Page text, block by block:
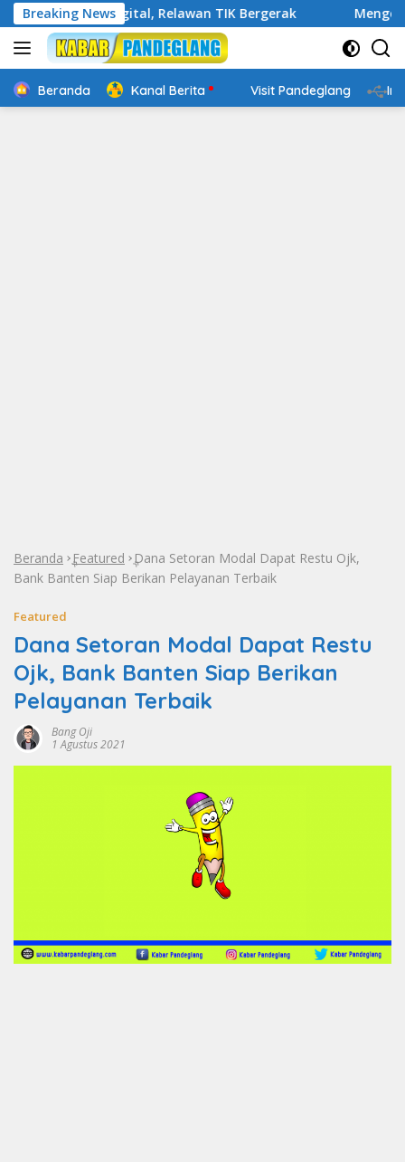
Langsung
ke
konten
Breaking News
Digital, Relawan TIK Bergerak Mengenal Website
Beranda Kanal Berita Visit Pandeglang
Beranda »Featured »Dana Setoran Modal Dapat Restu Ojk,
Bank Banten Siap Berikan Pelayanan Terbaik
Featured
Dana Setoran Modal Dapat Restu
Ojk, Bank Banten Siap Berikan
Pelayanan Terbaik
Bang Oji
1 Agustus 2021